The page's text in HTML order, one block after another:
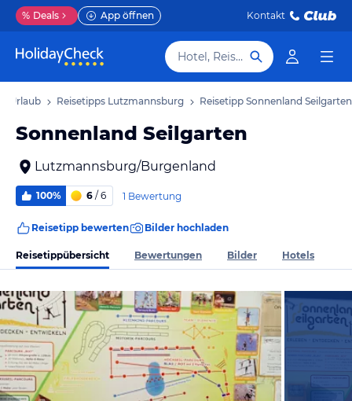
% Deals App öffnen Kontakt
Hotel, Reiseziel
Urlaub Reisetipps Lutzmannsburg Reisetipp Sonnenland Seilgarten
Sonnenland Seilgarten
Lutzmannsburg/Burgenland
100% 6 / 6 1 Bewertung
Reisetipp bewerten Bilder hochladen
Reisetippübersicht Bewertungen Bilder Hotels